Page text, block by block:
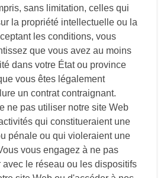
sans limitation, celles qui
la propriété intellectuelle ou la
les conditions, vous
que vous avez au moins
dans votre État ou province
vous êtes légalement
un contrat contraignant.
ne pas utiliser notre site Web
qui constitueraient une
pénale ou qui violeraient une
vous engagez à ne pas
avec le réseau ou les dispositifs